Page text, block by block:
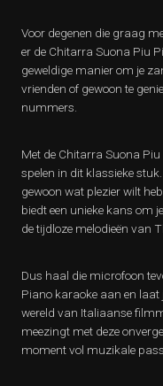
Voor degenen die graag
er de Chitarra Suona Piu
geweldige manier om je
vrienden of gewoon te
nummers.
Met de Chitarra Suona
spelen in dit klassieke
gewoon wat plezier wilt
biedt een unieke kans om
de tijdloze melodieën van
Dus haal die microfoon
Piano karaoke aan en
wereld van Italiaanse
meezingt met deze
moment vol muzikale